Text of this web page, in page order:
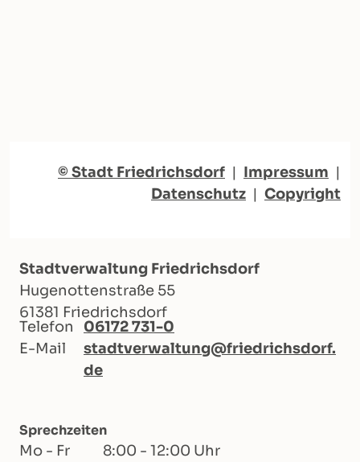
© Stadt Friedrichsdorf | Impressum |
Datenschutz | Copyright
Stadtverwaltung Friedrichsdorf
Hugenottenstraße 55
61381 Friedrichsdorf
Telefon
06172 731-0
E-Mail
stadtverwaltung@friedrichsdorf.
de
Sprechzeiten
Mo - Fr
8:00 - 12:00 Uhr